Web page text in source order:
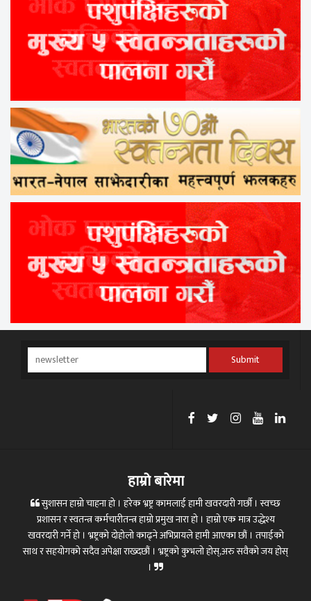
Submit
हाम्रो बारेमा
सुशासन हाम्रो चाहना हो । हरेक भ्रष्ट्र कामलाई हामी खवरदारी गर्छौ । स्वच्छ
प्रशासन र स्वतन्त्र कर्मचारीतन्त्र हाम्रो प्रमुख नारा हो । हाम्रो एक मात्र उद्धेश्य
खवरदारी गर्ने हो । भ्रष्ट्रको दोहोलो काढ्ने अभिप्रायले हामी आएका छौं । तपाईको
साथ र सहयोगको सदैव अपेक्षा राख्दछौं । भ्रष्ट्रको कुभलो होस्,अरु सवैको जय होस्
।